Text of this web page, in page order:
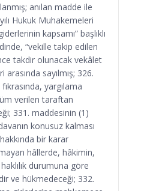
anılan madde ile
Hukuk Muhakemeleri
kapsamı” başlıklı
“vekille takip edilen
takdir olunacak vekâlet
sayılmış; 326.
yargılama
verilen taraftan
331. maddesinin (1)
konusuz kalması
bir karar
hâllerde, hâkimin,
haklılık durumuna göre
ve hükmedeceği; 332.